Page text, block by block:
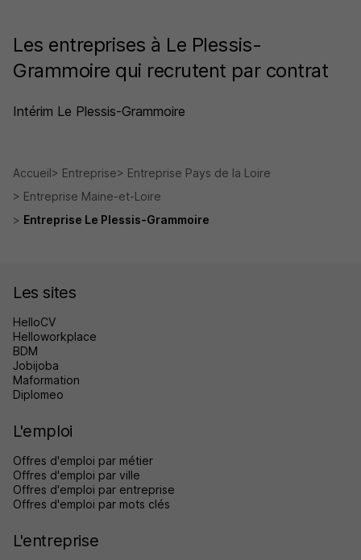
Les entreprises à Le Plessis-
Grammoire qui recrutent par contrat
Intérim Le Plessis-Grammoire
Accueil Entreprise
Entreprise Pays de la Loire
Entreprise Maine-et-Loire
Entreprise Le Plessis-Grammoire
Les sites
HelloCV
Helloworkplace
BDM
Jobijoba
Maformation
Diplomeo
L'emploi
Offres d'emploi par métier
Offres d'emploi par ville
Offres d'emploi par entreprise
Offres d'emploi par mots clés
L'entreprise